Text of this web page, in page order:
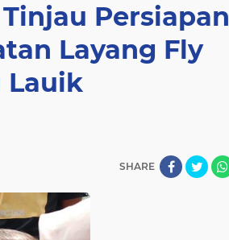
Persiapan
Layang Fly
Lauik
SHARE